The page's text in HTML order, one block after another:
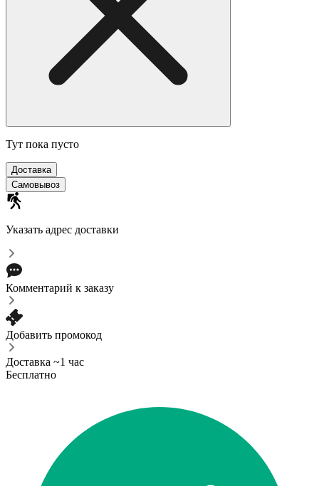
Тут пока пусто
Доставка
Самовывоз
Указать адрес доставки
Комментарий к заказу
Добавить промокод
Доставка ~1 час
Бесплатно